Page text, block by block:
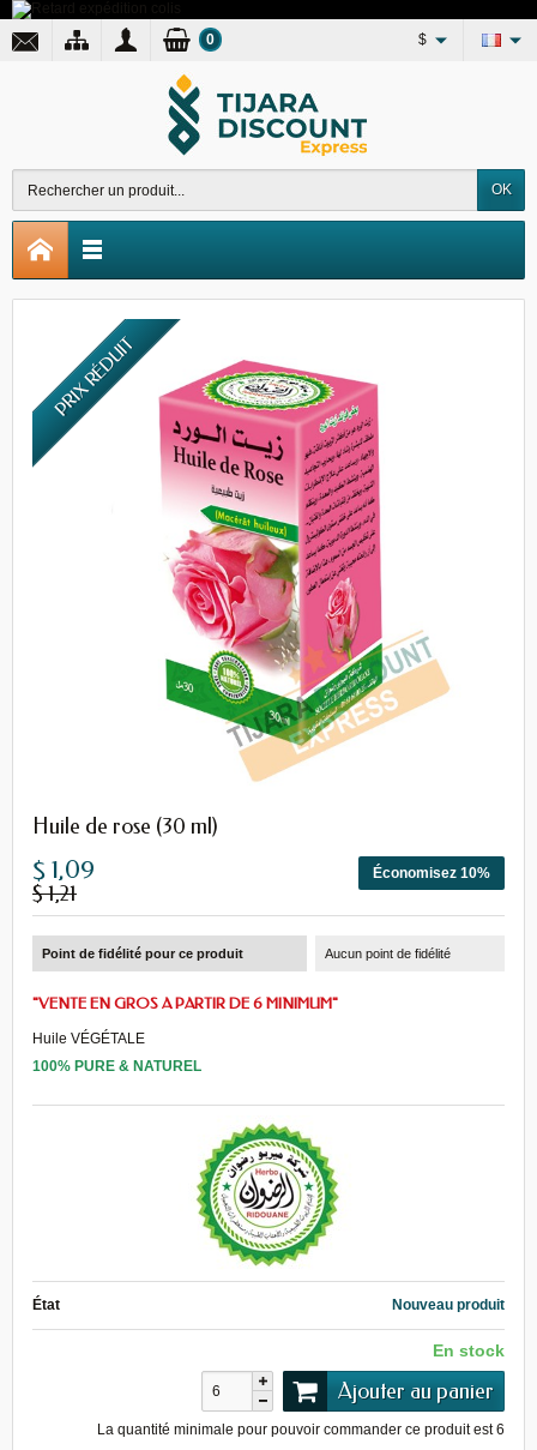
$
OK
0
PRIX RÉDUIT
Huile de rose (30 ml)
Économisez 10%
$ 1,09
$ 1,21
Point de fidélité pour ce produit Aucun point de fidélité
"VENTE EN GROS A PARTIR DE 6 MINIMUM"
Huile VÉGÉTALE
100% PURE & NATUREL
État Nouveau produit
En stock
Ajouter au panier
La quantité minimale pour pouvoir commander ce produit est6